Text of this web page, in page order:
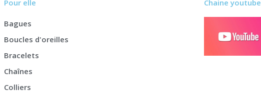
Pour elle
Bagues
Boucles d'oreilles
Bracelets
Chaînes
Colliers
Chaine youtube